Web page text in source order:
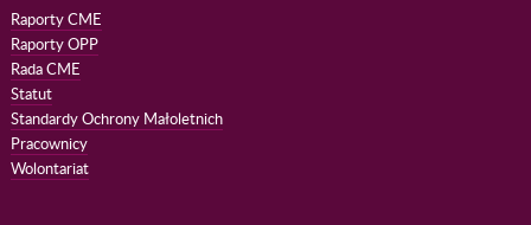
Raporty CME
Raporty OPP
Rada CME
Statut
Standardy Ochrony Małoletnich
Pracownicy
Wolontariat